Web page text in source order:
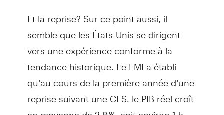
Et la reprise? Sur ce point aussi, il
semble que les États-Unis se dirigent
vers une expérience conforme à la
tendance historique. Le FMI a établi
qu’au cours de la première année d’une
reprise suivant une CFS, le PIB réel croît
en moyenne de 2,8 %, soit environ 1,5